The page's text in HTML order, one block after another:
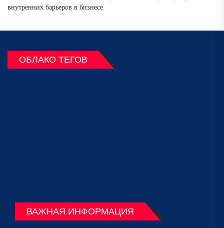
внутренних барьеров в бизнесе
ОБЛАКО ТЕГОВ
ВАЖНАЯ ИНФОРМАЦИЯ